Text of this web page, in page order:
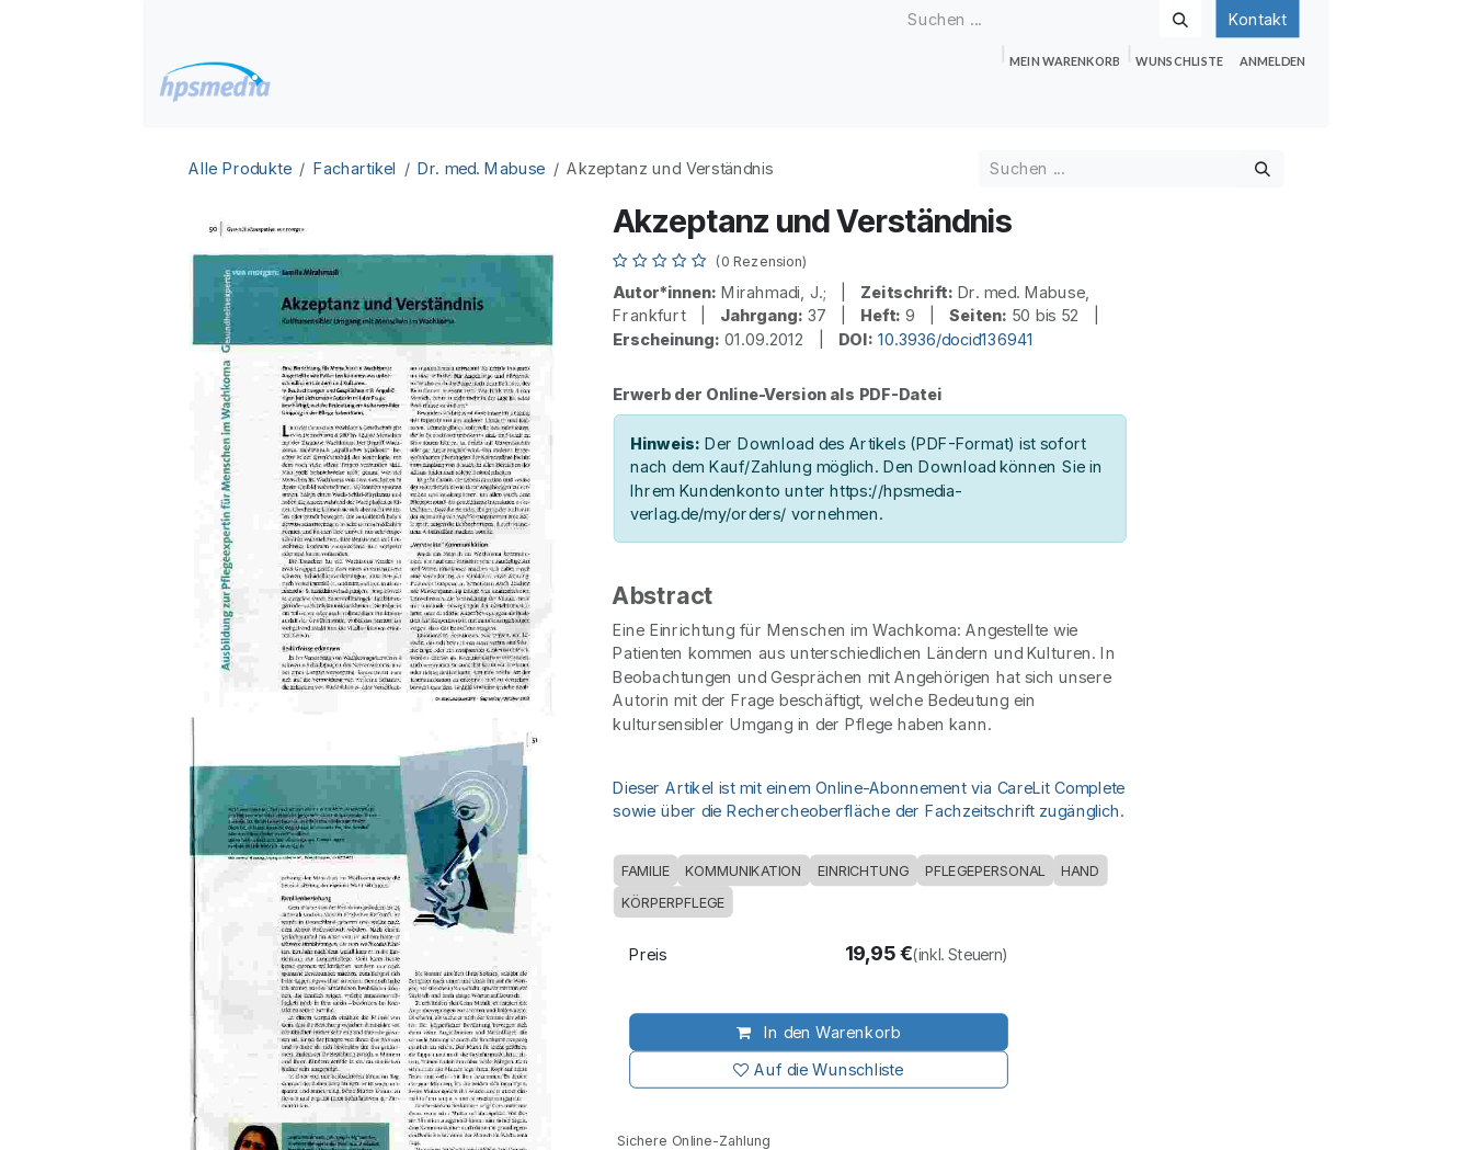
Kontakt
MEIN WARENKORB WUNSCHLISTE ANMELDEN
Alle Produkte Fachartikel Dr. med. Mabuse Akzeptanz und Verständnis
Akzeptanz und Verständnis
(0 Rezension)
Autor*innen: Mirahmadi, J.; | Zeitschrift: Dr. med. Mabuse,
Frankfurt | Jahrgang: 37 | Heft: 9 |Seiten: 50 bis 52 |
Erscheinung: 01.09.2012 | DOI: 10.3936/docid136941
Erwerb der Online-Version als PDF-Datei
Hinweis: Der Download des Artikels (PDF-Format) ist sofort
nach dem Kauf/Zahlung möglich. Den Download können Sie in
Ihrem Kundenkonto unter https://hpsmedia-
verlag.de/my/orders/ vornehmen.
Abstract
Eine Einrichtung für Menschen im Wachkoma: Angestellte wie
Patienten kommen aus unterschiedlichen Ländern und Kulturen. In
Beobachtungen und Gesprächen mit Angehörigen hat sich unsere
Autorin mit der Frage beschäftigt, welche Bedeutung ein
kultursensibler Umgang in der Pflege haben kann.
Dieser Artikel ist mit einem Online-Abonnement via CareLit Complete
sowie über die Rechercheoberfläche der Fachzeitschrift zugänglich.
FAMILIE KOMMUNIKATION EINRICHTUNG PFLEGEPERSONAL HAND
KÖRPERPFLEGE
In den Warenkorb
Auf die Wunschliste
Preis 19,95€(inkl. Steuern)
Sichere Online-Zahlung